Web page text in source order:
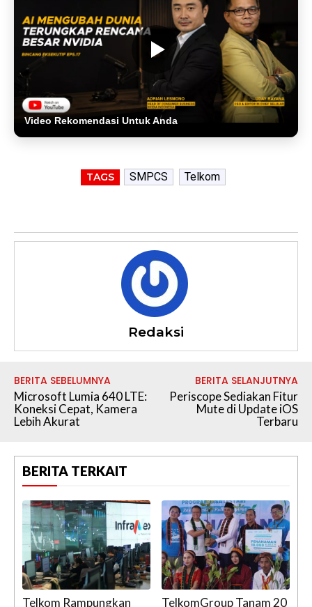
Video Rekomendasi Untuk Anda
TAGS SMPCS Telkom
Redaksi
BERITA SEBELUMNYA
Microsoft Lumia 640 LTE:
Koneksi Cepat, Kamera
Lebih Akurat
BERITA SELANJUTNYA
Periscope Sediakan Fitur
Mute di Update iOS
Terbaru
BERITA TERKAIT
Telkom Rampungkan TelkomGroup Tanam 20